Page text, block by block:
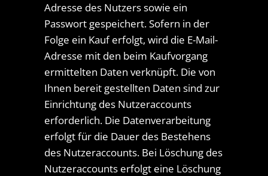
Adresse des Nutzers sowie ein
Passwort gespeichert. Sofern in der
Folge ein Kauf erfolgt, wird die E-Mail-
Adresse mit den beim Kaufvorgang
ermittelten Daten verknüpft. Die von
Ihnen bereit gestellten Daten sind zur
Einrichtung des Nutzeraccounts
erforderlich. Die Datenverarbeitung
erfolgt für die Dauer des Bestehens
des Nutzeraccounts. Bei Löschung des
Nutzeraccounts erfolgt eine Löschung